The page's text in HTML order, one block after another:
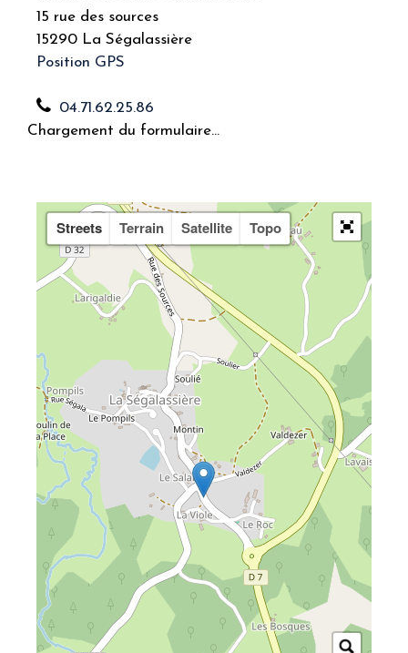
15 rue des sources
15290 La Ségalassière
Position GPS
04.71.62.25.86
Chargement du formulaire...
Streets Terrain Satellite Topo